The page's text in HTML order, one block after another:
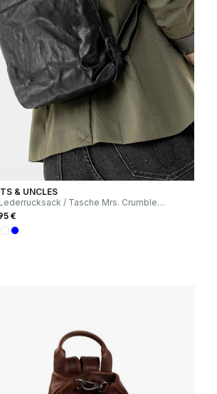
& UNCLES
/ Tasche Mrs. Crumble
black smoke
€